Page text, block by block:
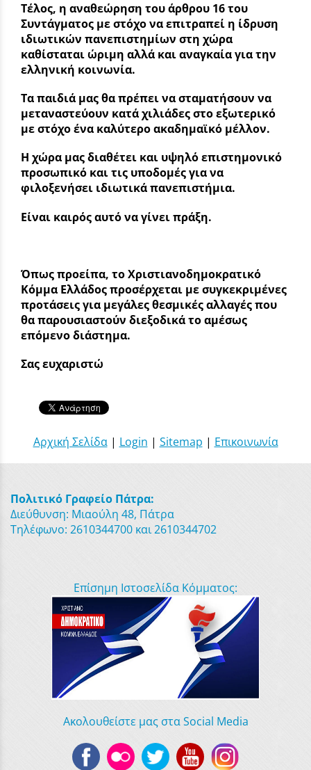
Τέλος, η αναθεώρηση του άρθρου 16 του
Συντάγματος με στόχο να επιτραπεί η ίδρυση
ιδιωτικών πανεπιστημίων στη χώρα
καθίσταται ώριμη αλλά και αναγκαία για την
ελληνική κοινωνία.
Τα παιδιά μας θα πρέπει να σταματήσουν να
μεταναστεύουν κατά χιλιάδες στο εξωτερικό
με στόχο ένα καλύτερο ακαδημαϊκό μέλλον.
Η χώρα μας διαθέτει και υψηλό επιστημονικό
προσωπικό και τις υποδομές για να
φιλοξενήσει ιδιωτικά πανεπιστήμια.
Είναι καιρός αυτό να γίνει πράξη.
Όπως προείπα, το Χριστιανοδημοκρατικό
Κόμμα Ελλάδος προσέρχεται με συγκεκριμένες
προτάσεις για μεγάλες θεσμικές αλλαγές που
θα παρουσιαστούν διεξοδικά το αμέσως
επόμενο διάστημα.
Σας ευχαριστώ
Αρχική Σελίδα| Login | Sitemap | Επικοινωνία
Πολιτικό Γραφείο Πάτρα:
Διεύθυνση: Μιαούλη 48, Πάτρα
Τηλέφωνο: 2610344700 και 2610344702
Επίσημη Ιστοσελίδα Κόμματος:
Ακολουθείστε μας στα Social Media